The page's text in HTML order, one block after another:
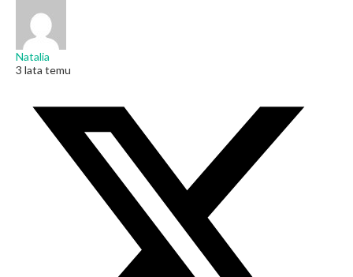
Natalia
3 lata temu